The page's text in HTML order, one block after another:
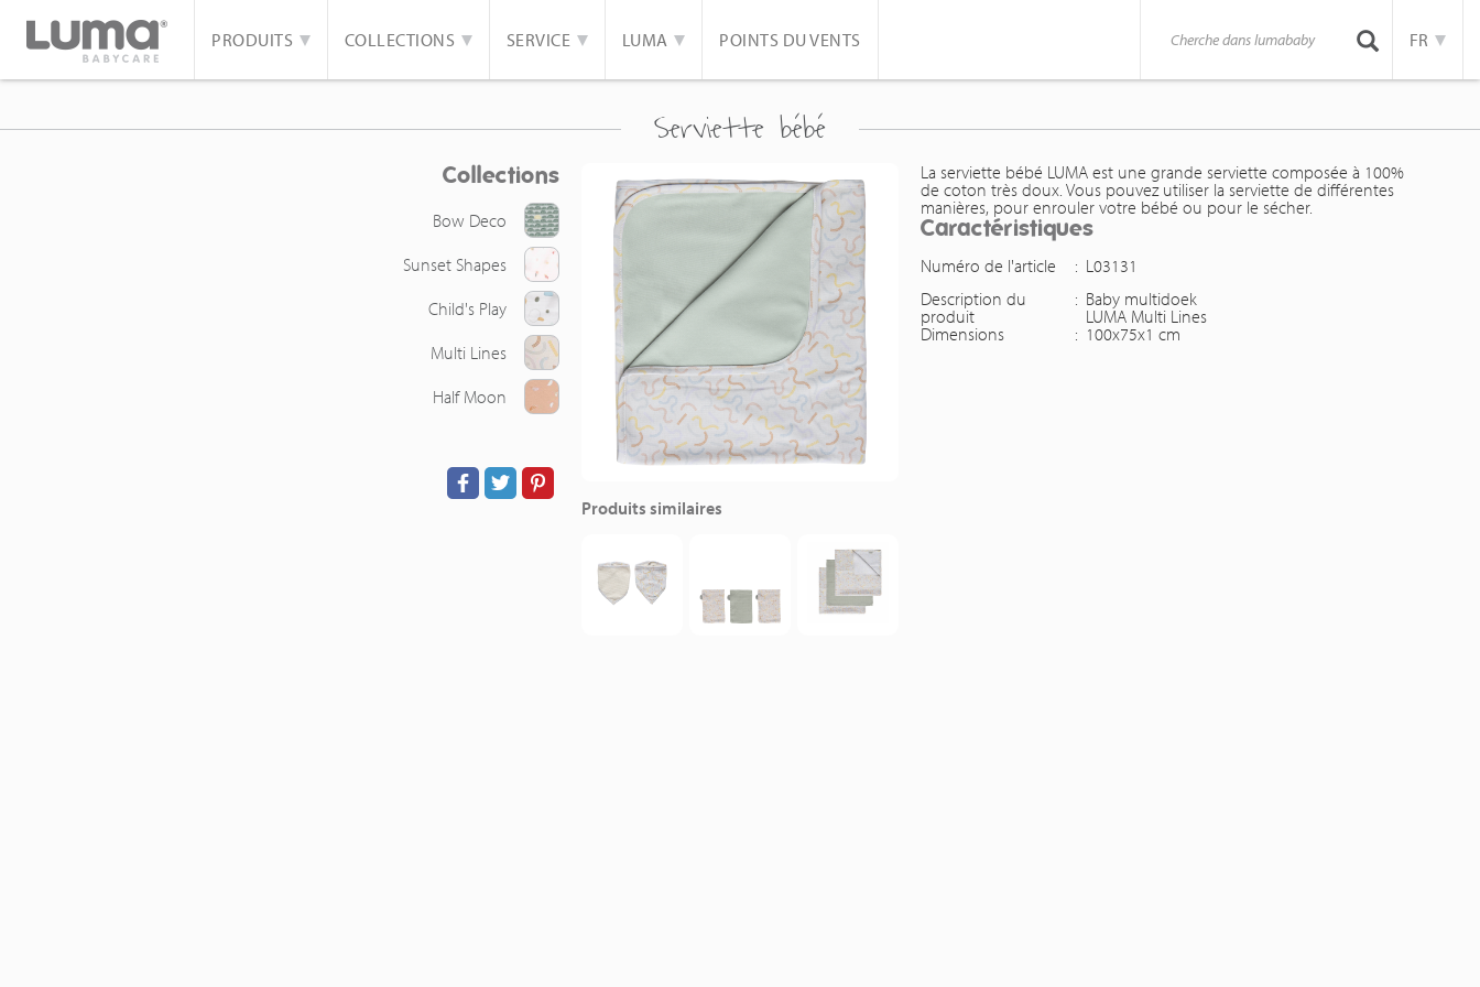
PRODUITS COLLECTIONS SERVICE LUMA POINTS DU VENTS FR
Serviette bébé
Collections
Bow Deco
Sunset Shapes
Child's Play
Multi Lines
Half Moon
Produits similaires
La serviette bébé LUMA est une grande serviette composée à 100%
de coton très doux. Vous pouvez utiliser la serviette de différentes
manières, pour enrouler votre bébé ou pour le sécher.
Caractéristiques
Numéro de l'article : L03131
Description du
produit
: Baby multidoek
LUMA Multi Lines
Dimensions
: 100x75x1 cm